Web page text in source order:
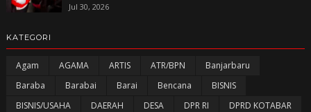
Jul 30, 2026
KATEGORI
Agam AGAMA ARTIS ATR/BPN
Banjarbaru
Baraba
Barabai Barai Bencana
BISNIS
BISNIS/USAHA
DAERAH DESA DPR RI
DPRD KOTABAR